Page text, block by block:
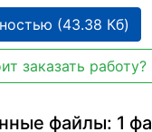
(43.38 Кб)
заказать работу?
файлы: 1